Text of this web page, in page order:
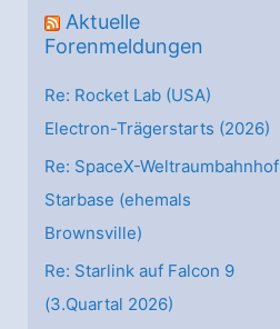
Aktuelle
Forenmeldungen
Re: Rocket Lab (USA)
Electron-Trägerstarts (2026)
Re: SpaceX-Weltraumbahnhof
Starbase (ehemals
Brownsville)
Re: Starlink auf Falcon 9
(3.Quartal 2026)